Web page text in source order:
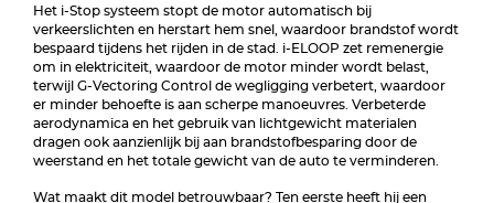
Het i-Stop systeem stopt de motor automatisch bij
verkeerslichten en herstart hem snel, waardoor brandstof wordt
bespaard tijdens het rijden in de stad. i-ELOOP zet remenergie
om in elektriciteit, waardoor de motor minder wordt belast,
terwijl G-Vectoring Control de wegligging verbetert, waardoor
er minder behoefte is aan scherpe manoeuvres. Verbeterde
aerodynamica en het gebruik van lichtgewicht materialen
dragen ook aanzienlijk bij aan brandstofbesparing door de
weerstand en het totale gewicht van de auto te verminderen.
Wat maakt dit model betrouwbaar? Ten eerste heeft hij een